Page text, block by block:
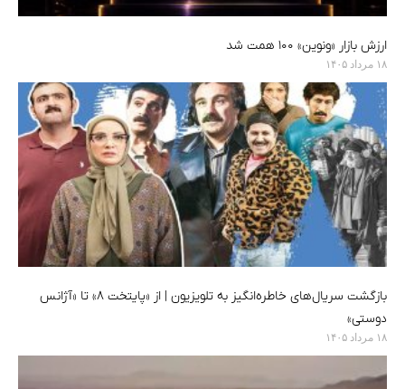
ارزش بازار «ونوین» ۱۰۰ همت شد
۱۸ مرداد ۱۴۰۵
بازگشت سریال‌های خاطره‌انگیز به تلویزیون | از «پایتخت ۸» تا «آژانس
دوستی»
۱۸ مرداد ۱۴۰۵